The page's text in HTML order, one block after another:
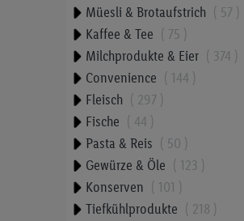
Müesli & Brotaufstrich
57
Kaffee & Tee
75
Milchprodukte & Eier
374
Convenience
144
Fleisch
297
Fische
44
Pasta & Reis
50
Gewürze & Öle
123
Konserven
101
Tiefkühlprodukte
218